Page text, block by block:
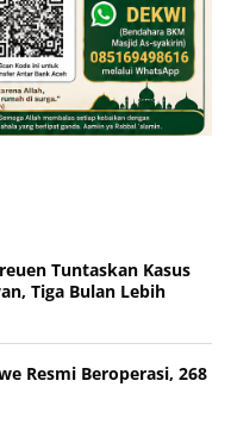
Tuntaskan Kasus
Tiga Bulan Lebih
Resmi Beroperasi, 268